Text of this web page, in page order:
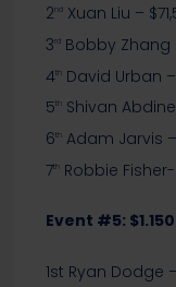
2ndXuan Liu –
3rdBobby Zhang
4thDavid Urban –
5thShivan
6thAdam Jarvis
7thRobbie Fisher-
Event #5:
1st Ryan Dodge